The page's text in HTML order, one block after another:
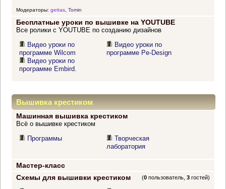
Модераторы: gettas, Tomin
Бесплатные уроки по вышивке на YOUTUBE
Все ролики с YOUTUBE по созданию дизайнов
Видео уроки по
программе Wilcom
Видео уроки по
программе Embird.
Видео уроки по
программе Pe-Design
Вышивка крестиком
Машинная вышивка крестиком
Всё о вышивке крестиком
Программы
Творческая
лаборатория
Мастер-класс
Схемы для вышивки крестиком
(0 пользователь,3 гостей)